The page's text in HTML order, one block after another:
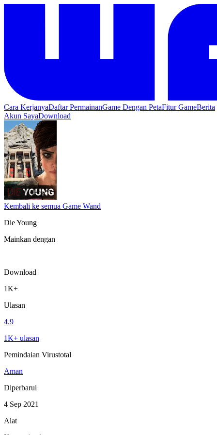
Cara KerjanyaDaftar PermainanGame Dengan PetaFitur GameBerita
Akun SayaDownload
Kembali ke semua Game Wand
Die Young
Mainkan dengan
Download
1K+
Ulasan
4.9
1K+ ulasan
Pemindaian Virustotal
Aman
Diperbarui
4 Sep 2021
Alat